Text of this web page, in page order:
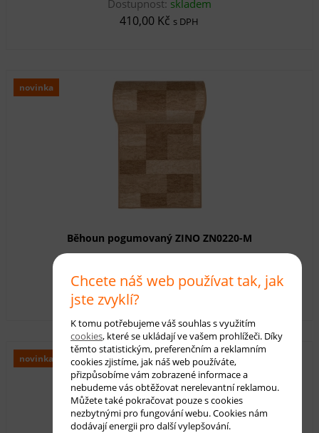
Dostupnost: skladem
410,00 Kč s DPH
novinka
Běhoun pogumovaný ZINO ZN0220-M
Dostupnost:skladem
410,00 Kč s DPH
novinka
Chcete náš web používat tak, jak
jste zvyklí?
K tomu potřebujeme váš souhlas s využitím
cookies, které se ukládají ve vašem prohlížeči. Díky
těmto statistickým, preferenčním a reklamním
cookies zjistíme, jak náš web používáte,
přizpůsobíme vám zobrazené informace a
nebudeme vás obtěžovat nerelevantní reklamou.
Můžete také pokračovat pouze s cookies
nezbytnými pro fungování webu. Cookies nám
dodávají energii pro další vylepšování.